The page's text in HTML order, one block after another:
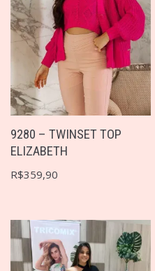
9280 – TWINSET TOP
ELIZABETH
R$359,90